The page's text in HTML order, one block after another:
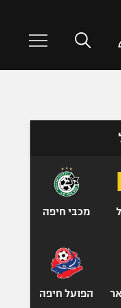
מכבי חיפה
הפועל חיפה